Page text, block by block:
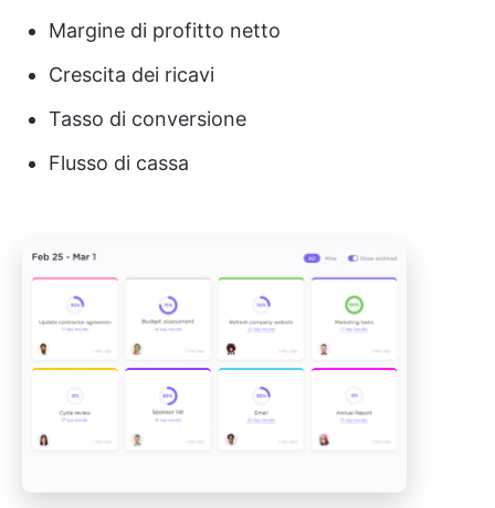
Margine di profitto netto
Crescita dei ricavi
Tasso di conversione
Flusso di cassa